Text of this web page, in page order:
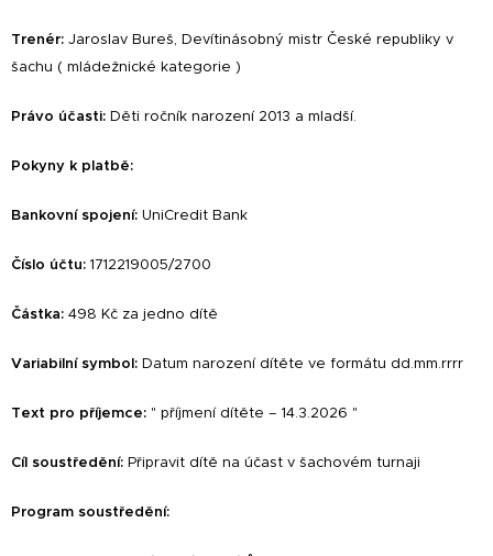
Trenér: Jaroslav Bureš, Devítinásobný mistr České republiky v
šachu ( mládežnické kategorie )
Právo účasti: Děti ročník narození 2013 a mladší.
Pokyny k platbě:
Bankovní spojení: UniCredit Bank
Číslo účtu: 1712219005/2700
Částka: 498 Kč za jedno dítě
Variabilní symbol: Datum narození dítěte ve formátu dd.mm.rrrr
Text pro příjemce: " příjmení dítěte – 14.3.2026 "
Cíl soustředění: Připravit dítě na účast v šachovém turnaji
Program soustředění: